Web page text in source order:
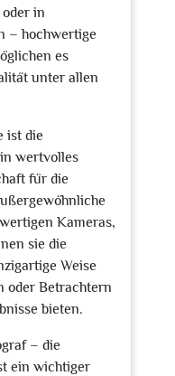
in
– hochwertige
es
unter allen
ist die
wertvolles
für die
Kameras,
sie die
Weise
oder Betrachtern
bieten.
– die
ein wichtiger